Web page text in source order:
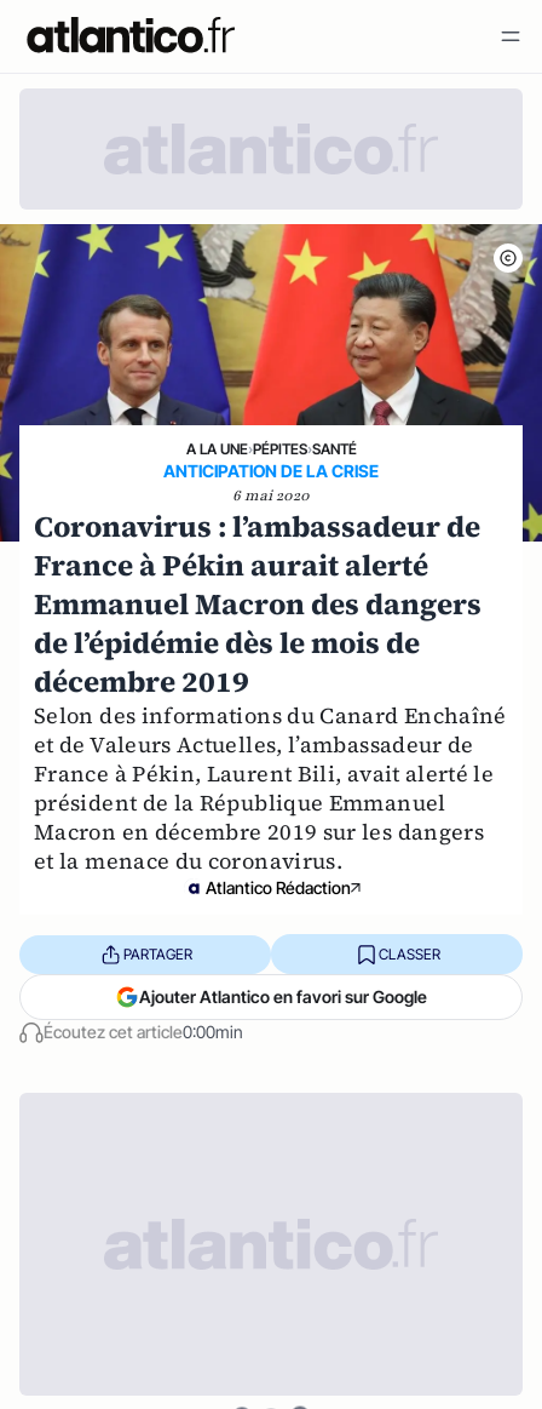
A LA UNE›PÉPITES›SANTÉ
ANTICIPATION DE LA CRISE
6 mai 2020
Coronavirus : l’ambassadeur de
France à Pékin aurait alerté
Emmanuel Macron des dangers
de l’épidémie dès le mois de
décembre 2019
Selon des informations du Canard Enchaîné
et de Valeurs Actuelles, l’ambassadeur de
France à Pékin, Laurent Bili, avait alerté le
président de la République Emmanuel
Macron en décembre 2019 sur les dangers
et la menace du coronavirus.
Atlantico Rédaction
Écoutez cet article0:00min
PARTAGER CLASSER
Ajouter Atlantico en favori sur Google